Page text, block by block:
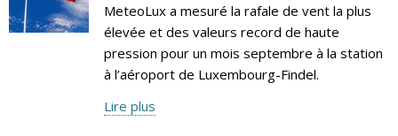
MeteoLux a mesuré la rafale de vent la plus
élevée et des valeurs record de haute
pression pour un mois septembre à la station
à l’aéroport de Luxembourg-Findel.
Lire plus